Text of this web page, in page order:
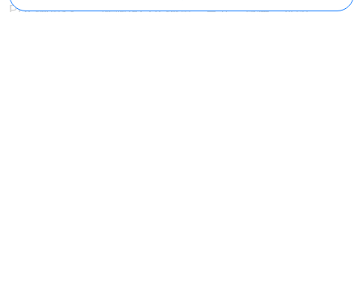
PDF编辑器，一键搞定PDF编辑、合并、转换、水印。